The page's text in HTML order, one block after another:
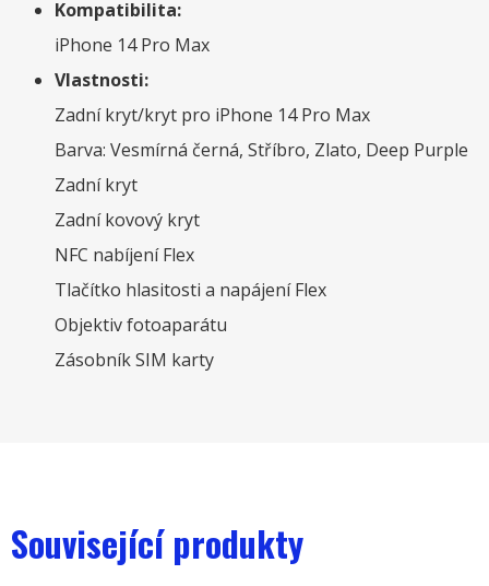
Kompatibilita:
iPhone 14 Pro Max
Vlastnosti:
Zadní kryt/kryt pro iPhone 14 Pro Max
Barva: Vesmírná černá, Stříbro, Zlato, Deep Purple
Zadní kryt
Zadní kovový kryt
NFC nabíjení Flex
Tlačítko hlasitosti a napájení Flex
Objektiv fotoaparátu
Zásobník SIM karty
Související produkty